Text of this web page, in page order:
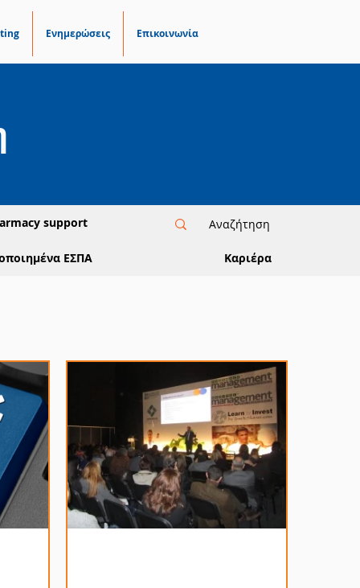
Ενημερώσεις Επικοινωνία
support
ΕΣΠΑ Καριέρα